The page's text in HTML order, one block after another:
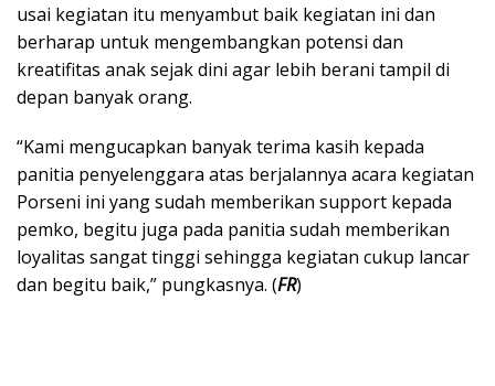
usai kegiatan itu menyambut baik kegiatan ini dan
berharap untuk mengembangkan potensi dan
kreatifitas anak sejak dini agar lebih berani tampil di
depan banyak orang.
“Kami mengucapkan banyak terima kasih kepada
panitia penyelenggara atas berjalannya acara kegiatan
Porseni ini yang sudah memberikan support kepada
pemko, begitu juga pada panitia sudah memberikan
loyalitas sangat tinggi sehingga kegiatan cukup lancar
dan begitu baik,” pungkasnya. (FR)